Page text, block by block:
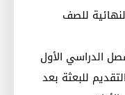
للصف
الدراسي الأول
للبعثة بعد